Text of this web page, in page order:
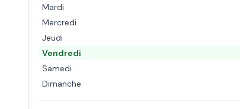
Mardi
Mercredi
Jeudi
Vendredi
Samedi
Dimanche